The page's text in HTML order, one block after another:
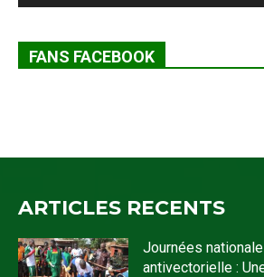
FANS FACEBOOK
ARTICLES RECENTS
Journées
antivectorielle :